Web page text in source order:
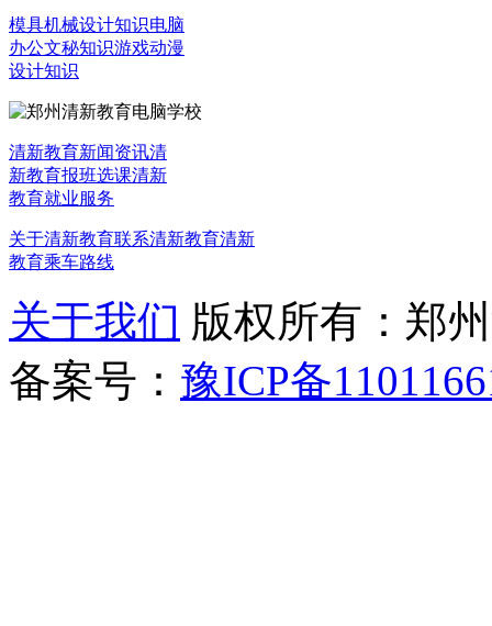
模具机械设计知识电脑
办公文秘知识游戏动漫
设计知识
清新教育新闻资讯清
新教育报班选课清新
教育就业服务
关于清新教育联系清新教育清新
教育乘车路线
关于我们 版权所有：郑
备案号： 豫ICP备